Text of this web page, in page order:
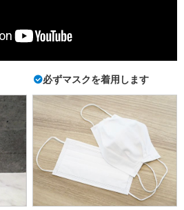
必ずマスクを着用します